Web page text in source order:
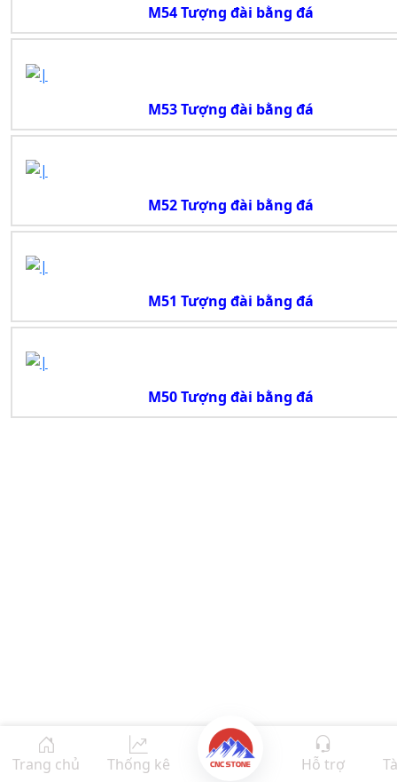
M54 Tượng đài bằng đá
M53 Tượng đài bằng đá
M52 Tượng đài bằng đá
M51 Tượng đài bằng đá
M50 Tượng đài bằng đá
Trang chủ Thống kê Hỗ trợ